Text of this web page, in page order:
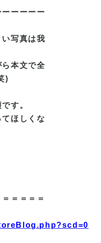
ーーーー
写真は我
本文で全
)
す。
ほしくな
＝＝＝＝